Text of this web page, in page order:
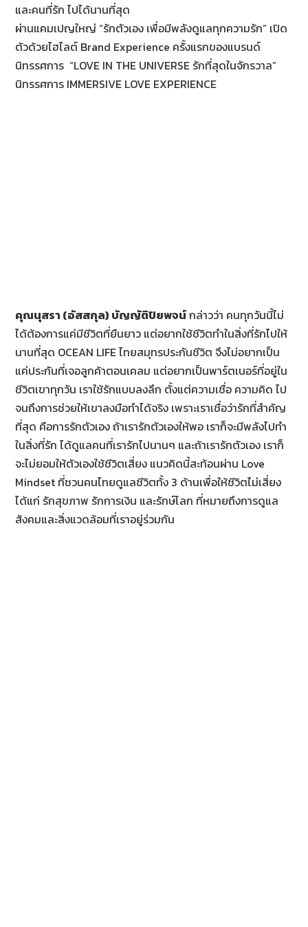
และคนที่รัก ไปได้นานที่สุด
ผ่านแคมเปญใหญ่ “รักตัวเอง เพื่อมีพลังดูแลทุกความรัก” เปิด
ตัวด้วยไฮไลต์ Brand Experience ครั้งแรกของแบรนด์
นิทรรศการ “LOVE IN THE UNIVERSE รักที่สุดในจักรวาล”
นิทรรศการ IMMERSIVE LOVE EXPERIENCE
คุณนุสรา (อัสสกุล) บัญญัติปิยพจน์กล่าวว่า คนทุกวันนี้ไม่
ได้ต้องการแค่มีชีวิตที่ยืนยาว แต่อยากใช้ชีวิตทำในสิ่งที่รักไปให้
นานที่สุด OCEAN LIFE ไทยสมุทรประกันชีวิต จึงไม่อยากเป็น
แค่ประกันที่เจอลูกค้าตอนเคลม แต่อยากเป็นพาร์ตเนอร์ที่อยู่ใน
ชีวิตเขาทุกวัน เราใช้รักแบบลงลึก ตั้งแต่ความเชื่อ ความคิด ไป
จนถึงการช่วยให้เขาลงมือทำได้จริง เพราะเราเชื่อว่ารักที่สำคัญ
ที่สุด คือการรักตัวเอง ถ้าเรารักตัวเองให้พอ เราก็จะมีพลังไปทำ
ในสิ่งที่รัก ได้ดูแลคนที่เรารักไปนานๆ และถ้าเรารักตัวเอง เราก็
จะไม่ยอมให้ตัวเองใช้ชีวิตเสี่ยง แนวคิดนี้สะท้อนผ่าน Love
Mindset ที่ชวนคนไทยดูแลชีวิตทั้ง 3 ด้านเพื่อให้ชีวิตไม่เสี่ยง
ได้แก่ รักสุขภาพ รักการเงิน และรักษ์โลก ที่หมายถึงการดูแล
สังคมและสิ่งแวดล้อมที่เราอยู่ร่วมกัน